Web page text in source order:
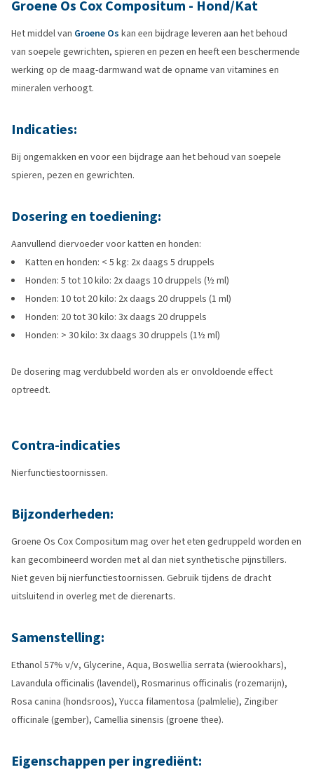
Groene Os Cox Compositum - Hond/Kat
Het middel van Groene Os kan een bijdrage leveren aan het behoud
van soepele gewrichten, spieren en pezen en heeft een beschermende
werking op de maag-darmwand wat de opname van vitamines en
mineralen verhoogt.
Indicaties:
Bij ongemakken en voor een bijdrage aan het behoud van soepele
spieren, pezen en gewrichten.
Dosering en toediening:
Aanvullend diervoeder voor katten en honden:
Katten en honden: < 5 kg: 2x daags 5 druppels
Honden: 5 tot 10 kilo: 2x daags 10 druppels (½ ml)
Honden: 10 tot 20 kilo: 2x daags 20 druppels (1 ml)
Honden: 20 tot 30 kilo: 3x daags 20 druppels
Honden: > 30 kilo: 3x daags 30 druppels (1½ ml)
De dosering mag verdubbeld worden als er onvoldoende effect
optreedt.
Contra-indicaties
Nierfunctiestoornissen.
Bijzonderheden:
Groene Os Cox Compositum mag over het eten gedruppeld worden en
kan gecombineerd worden met al dan niet synthetische pijnstillers.
Niet geven bij nierfunctiestoornissen. Gebruik tijdens de dracht
uitsluitend in overleg met de dierenarts.
Samenstelling:
Ethanol 57% v/v, Glycerine, Aqua, Boswellia serrata (wierookhars),
Lavandula officinalis (lavendel), Rosmarinus officinalis (rozemarijn),
Rosa canina (hondsroos), Yucca filamentosa (palmlelie), Zingiber
officinale (gember), Camellia sinensis (groene thee).
Eigenschappen per ingrediënt: